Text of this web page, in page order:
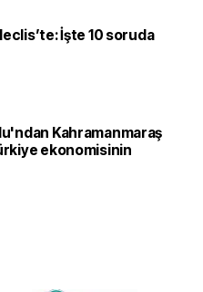
İşte 10 soruda
Kahramanmaraş
ekonomisinin